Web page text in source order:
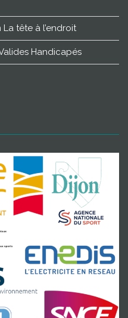
tête à l’endroit
Handicapés